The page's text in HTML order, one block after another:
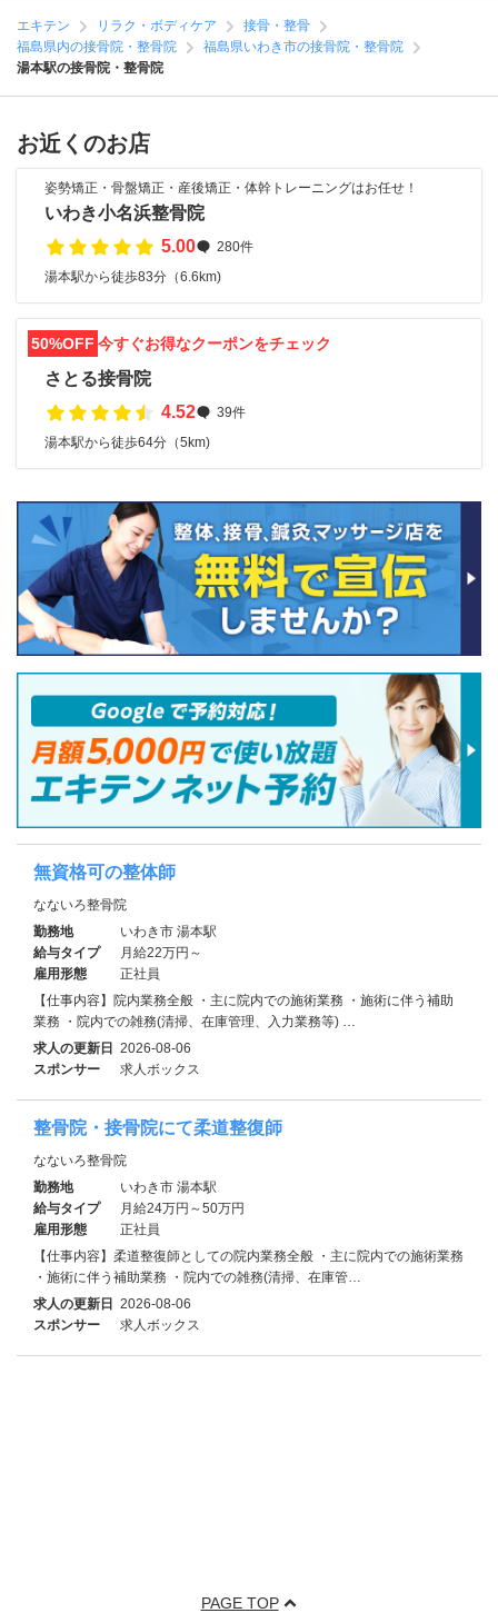
エキテン リラク・ボディケア
接骨・整骨
福島県内の接骨院・整骨院
福島県いわき市の接骨院・整骨院
湯本駅の接骨院・整骨院
お近くのお店
姿勢矯正・骨盤矯正・産後矯正・体幹トレーニングはお任せ！
いわき小名浜整骨院
5.00
280件
湯本駅から徒歩83分（6.6km)
50%OFF 今すぐお得なクーポンをチェック
さとる接骨院
4.52
39件
湯本駅から徒歩64分（5km)
無資格可の整体師
なないろ整骨院
勤務地
いわき市 湯本駅
給与タイプ
月給22万円～
雇用形態
正社員
【仕事内容】院内業務全般 ・主に院内での施術業務 ・施術に伴う補助
業務 ・院内での雑務(清掃、在庫管理、入力業務等) …
求人の更新日 2026-08-06
スポンサー
求人ボックス
整骨院・接骨院にて柔道整復師
なないろ整骨院
勤務地
いわき市 湯本駅
給与タイプ
月給24万円～50万円
雇用形態
正社員
【仕事内容】柔道整復師としての院内業務全般 ・主に院内での施術業務
・施術に伴う補助業務 ・院内での雑務(清掃、在庫管…
求人の更新日 2026-08-06
スポンサー
求人ボックス
PAGE TOP